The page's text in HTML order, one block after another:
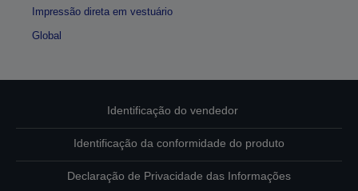
Impressão direta em vestuário
Global
Identificação do vendedor
Identificação da conformidade do produto
Declaração de Privacidade das Informações